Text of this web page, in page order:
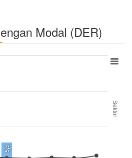
Modal (DER)
Sektor
5,5